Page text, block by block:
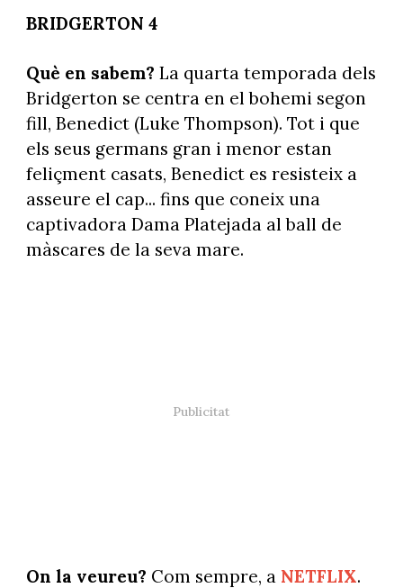
BRIDGERTON 4
Què en sabem? La quarta temporada dels
Bridgerton se centra en el bohemi segon
fill, Benedict (Luke Thompson). Tot i que
els seus germans gran i menor estan
feliçment casats, Benedict es resisteix a
asseure el cap... fins que coneix una
captivadora Dama Platejada al ball de
màscares de la seva mare.
On la veureu? Com sempre, a NETFLIX.